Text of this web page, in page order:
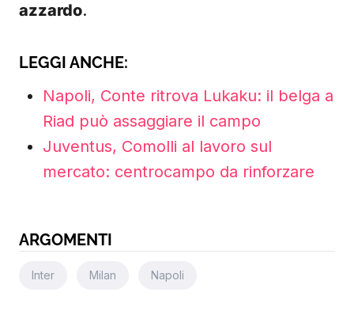
azzardo.
LEGGI ANCHE:
Napoli, Conte ritrova Lukaku: il belga a
Riad può assaggiare il campo
Juventus, Comolli al lavoro sul
mercato: centrocampo da rinforzare
ARGOMENTI
Inter Milan Napoli